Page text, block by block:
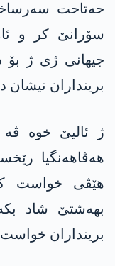
حەتاحت سەرساخی
سۆرانێ کر و
جیھانی ژی ژ بۆ
برینداران نیشان
ژ ئالیێ خوە
ھەڤاھەنگیا
ھێڤی خواست
بھەشتێ شاد
برینداران